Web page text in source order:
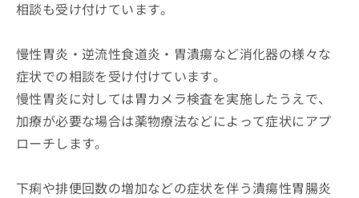
相談も受け付けています。
慢性胃炎・逆流性食道炎・胃潰瘍など消化器の様々な
症状での相談を受け付けています。
慢性胃炎に対しては胃カメラ検査を実施したうえで、
加療が必要な場合は薬物療法などによって症状にアプ
ローチします。
下痢や排便回数の増加などの症状を伴う潰瘍性胃腸炎